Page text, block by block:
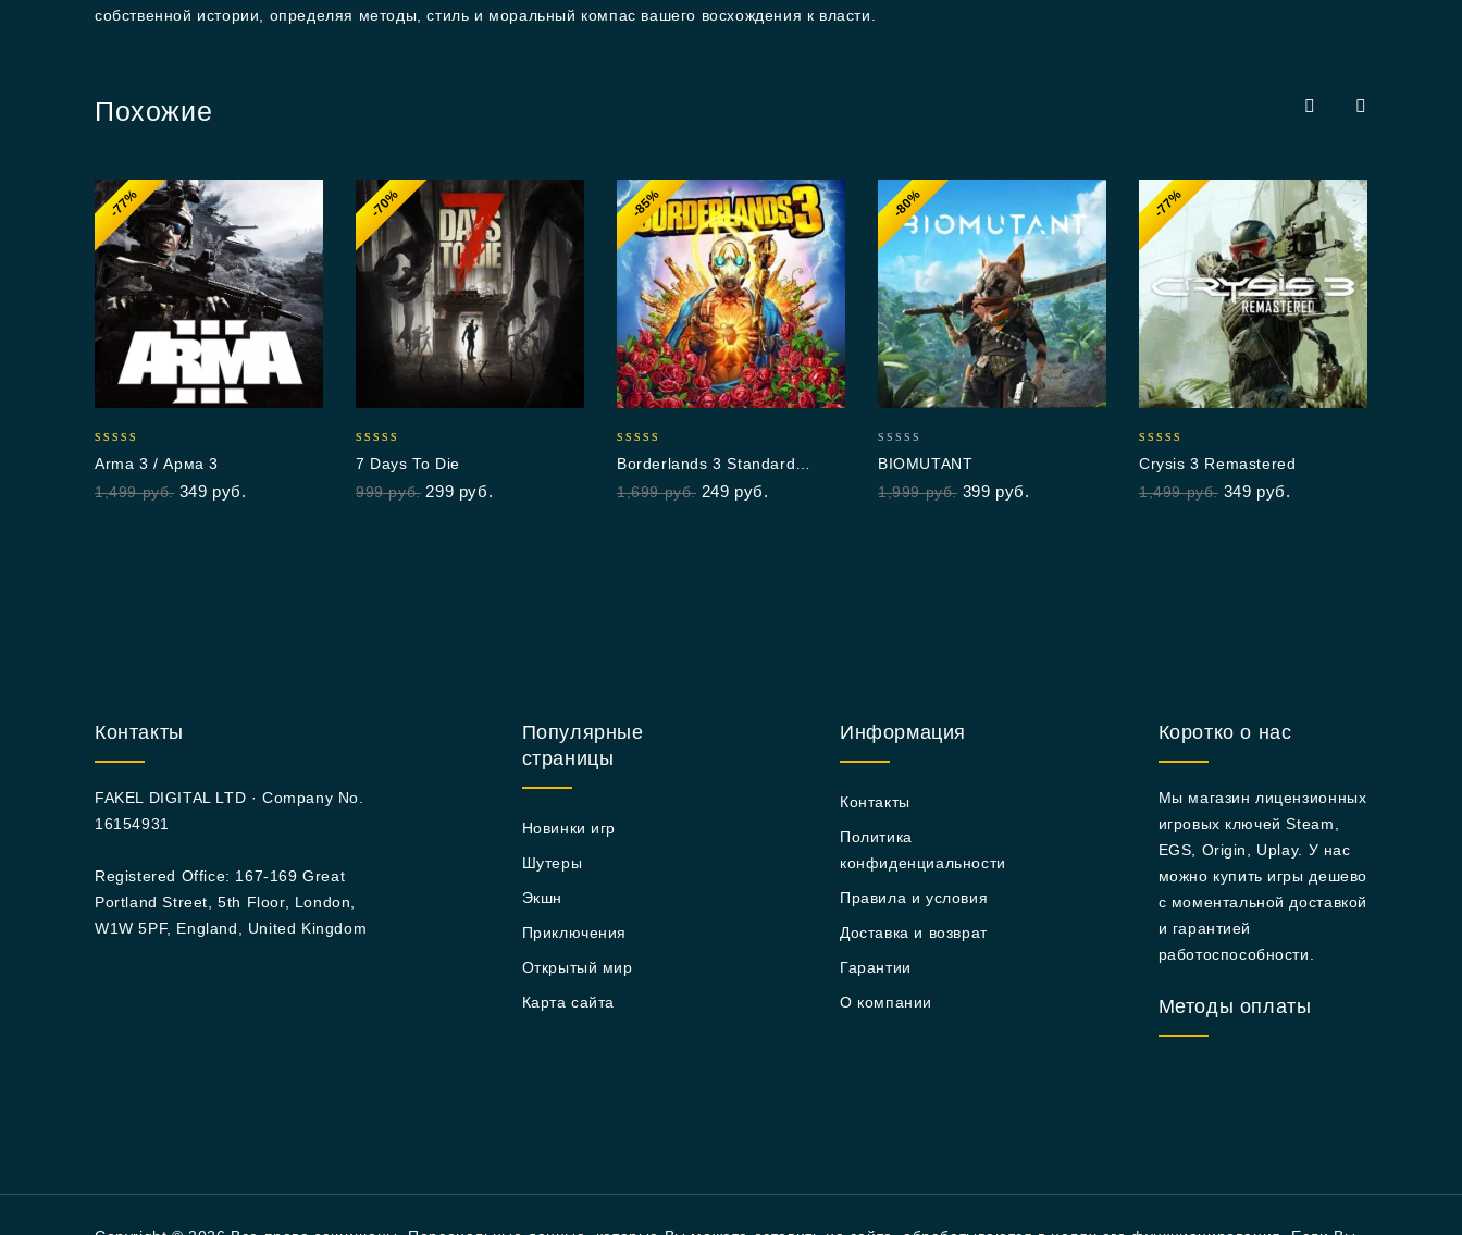
собственной истории, определяя методы, стиль и моральный компас вашего восхождения к власти.
Похожие
-77%
out of 5
Arma 3 / Арма 3
1,499руб. 349 руб.
-70%
out of 5
7 Days To Die
999руб. 299 руб.
-85%
out of 5
Borderlands 3 Standard
Edition
1,699руб. 249 руб.
-80%
out
of
BIOMUTANT
1,999руб. 399 руб.
-77%
out of 5
Crysis 3 Remastered
1,499руб. 349 руб.
Контакты
FAKEL DIGITAL LTD · Company No.
16154931
Registered Office: 167-169 Great
Portland Street, 5th Floor, London,
W1W 5PF, England, United Kingdom
Популярные
страницы
Новинки игр
Шутеры
Экшн
Приключения
Открытый мир
Карта сайта
Информация
Контакты
Политика
конфиденциальности
Правила и условия
Доставка и возврат
Гарантии
О компании
Коротко о нас
Мы магазин лицензионных
игровых ключей Steam,
EGS, Origin, Uplay. У нас
можно купить игры дешево
с моментальной доставкой
и гарантией
работоспособности.
Методы оплаты